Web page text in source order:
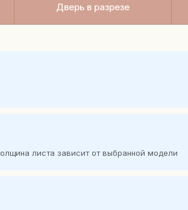
Дверь в разрезе
листа зависит от выбранной модели